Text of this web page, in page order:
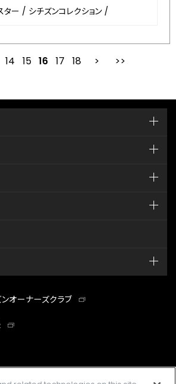
ター / シチズンコレクション /
最初 前
14 15 16 17 18
オーナーズクラブ